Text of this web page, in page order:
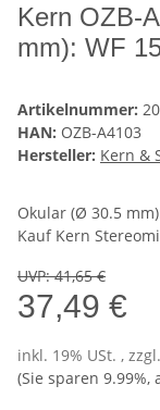
Kern OZB-
mm): WF
Artikelnummer:
HAN: OZB-A4103
Hersteller: Kern &
Okular (Ø 30.5
Kauf Kern
UVP:41,65 €
37,49 €
inkl. 19% USt. , zzgl.
(Sie sparen 9.99%,